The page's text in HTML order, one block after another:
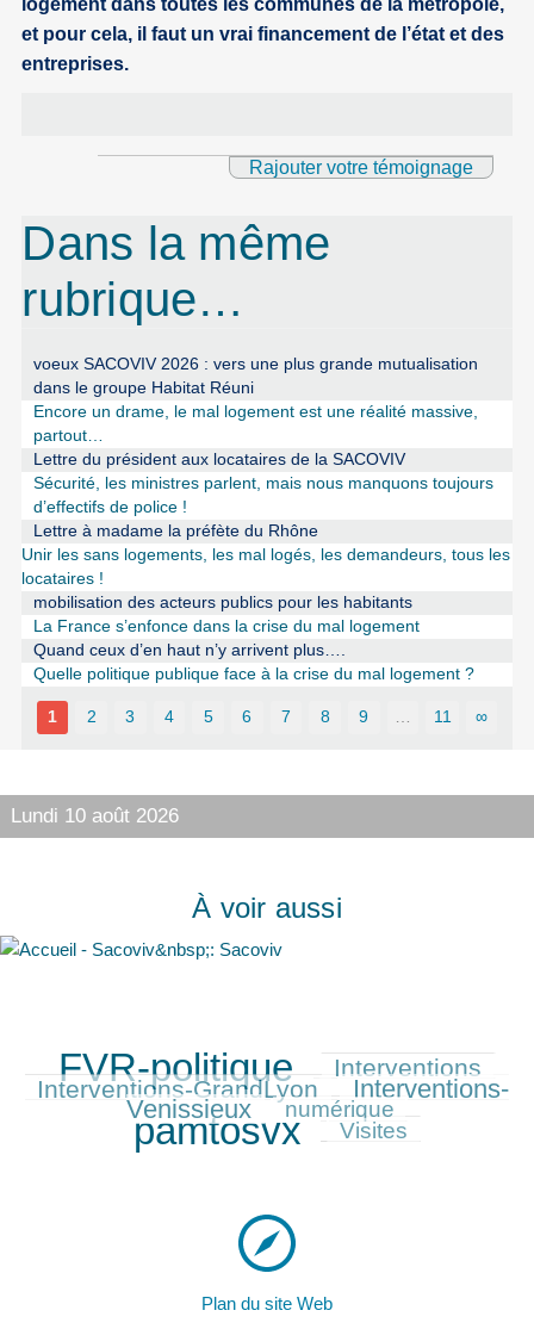
et pour cela, il faut un vrai financement de l’état et des
entreprises.
Rajouter votre témoignage
Dans la même
rubrique…
voeux SACOVIV 2026 : vers une plus grande mutualisation
dans le groupe Habitat Réuni
Encore un drame, le mal logement est une réalité massive,
partout…
Lettre du président aux locataires de la SACOVIV
Sécurité, les ministres parlent, mais nous manquons toujours
d’effectifs de police !
Lettre à madame la préfète du Rhône
Unir les sans logements, les mal logés, les demandeurs, tous les
locataires !
mobilisation des acteurs publics pour les habitants
La France s’enfonce dans la crise du mal logement
Quand ceux d’en haut n’y arrivent plus….
Quelle politique publique face à la crise du mal logement ?
1 2 3 4 5 6 7 8 9 … 11 ∞
Lundi 10 août 2026
À voir aussi
1669/1675
FVR-politique
729/1675 Interventions
633/1675
Interventions-GrandLyon
817/1675 Interventions-
Venissieux numérique
pamtosvx Visites
Plan du site Web